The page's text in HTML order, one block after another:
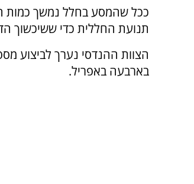
ככל שהמסע בחלל נמשך כמות
תנועת החללית כדי ששיכשוך
הצוות ההנדסי נערך לביצוע
בארבעה באפריל.